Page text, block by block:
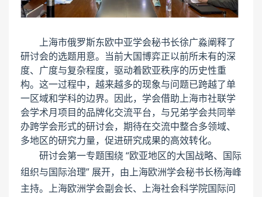
上海市俄罗斯东欧中亚学会秘书长徐广淼阐释了
研讨会的选题用意。当前大国博弈正以前所未有的深
度、广度与复杂程度，驱动着欧亚秩序的历史性重
构。这一过程中，越来越多的现象与问题已跨越了单
一区域和学科的边界。因此，学会借助上海市社联学
会学术月项目的品牌化交流平台，与兄弟学会共同举
办跨学会形式的研讨会，期待在交流中整合多领域、
多地区的研究力量，促进研究成果的高效转化。
研讨会第一专题围绕 “欧亚地区的大国战略、国际
组织与国际治理” 展开，由上海欧洲学会秘书长杨海峰
主持。上海欧洲学会副会长、上海社会科学院国际问